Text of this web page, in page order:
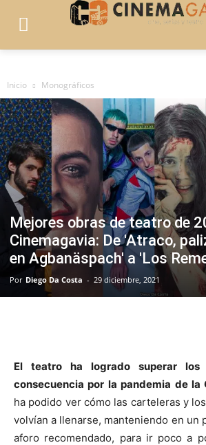
Inicio Monográficos
Mejores obras de teatro de
Cinemagavia: De 'Atraco,
en Agbanäspach' a 'Los
Por Diego Da Costa - 29 diciembre, 2021
El teatro ha logrado superar
consecuencia por la pandemia de la
ha podido ver cómo las carteleras y
volvían a llenarse, manteniendo en un
aforo recomendado, para ir poco a